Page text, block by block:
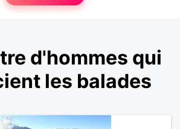
d'hommes qui
les balades